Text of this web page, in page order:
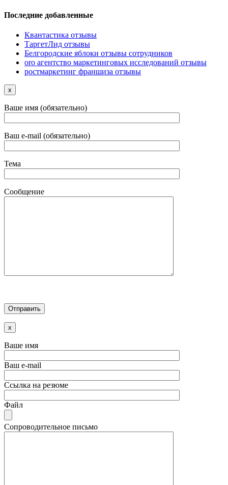
Последние добавленные
Квантастика отзывы
ТаргетЛид отзывы
Белгородские яблоки отзывы сотрудников
oro агентство маркетинговых исследований отзывы
ростмаркетинг франшиза отзывы
x
Ваше имя (обязательно)
Ваш e-mail (обязательно)
Тема
Сообщение
x
Ваше имя
Ваш e-mail
Ссылка на резюме
Файл
Сопроводительное письмо